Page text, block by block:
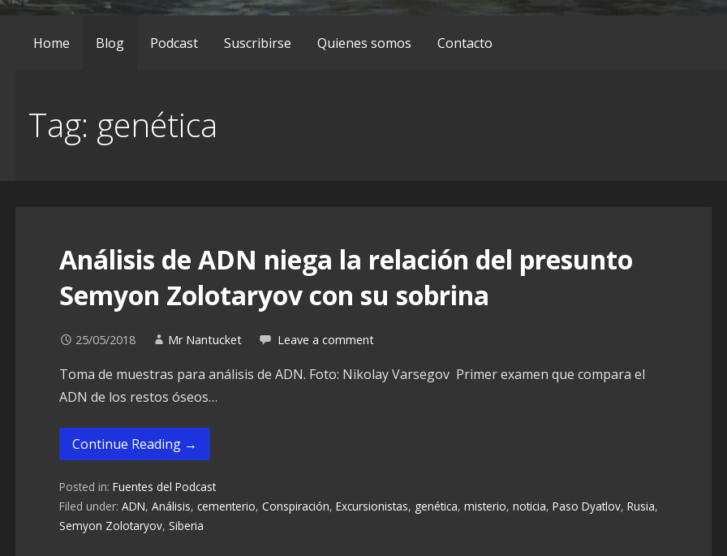
Home Blog Podcast Suscribirse Quienes somos Contacto
Tag: genética
Análisis de ADN niega la relación del presunto
Semyon Zolotaryov con su sobrina
25/05/2018 Mr Nantucket Leave a comment
Toma de muestras para análisis de ADN. Foto: Nikolay Varsegov Primer examen que compara el
ADN de los restos óseos…
Continue Reading →
Posted in: Fuentes del Podcast
Filed under: ADN, Análisis, cementerio, Conspiración, Excursionistas, genética, misterio, noticia, Paso Dyatlov, Rusia,
Semyon Zolotaryov, Siberia